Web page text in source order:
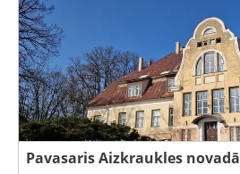
Pavasaris Aizkraukles novadā